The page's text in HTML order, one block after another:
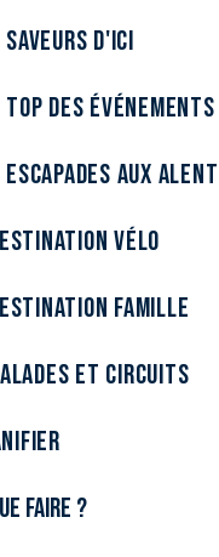
Saveurs d'ici
Top des événements
Escapades aux
Vélo
Famille
et circuits
faire ?